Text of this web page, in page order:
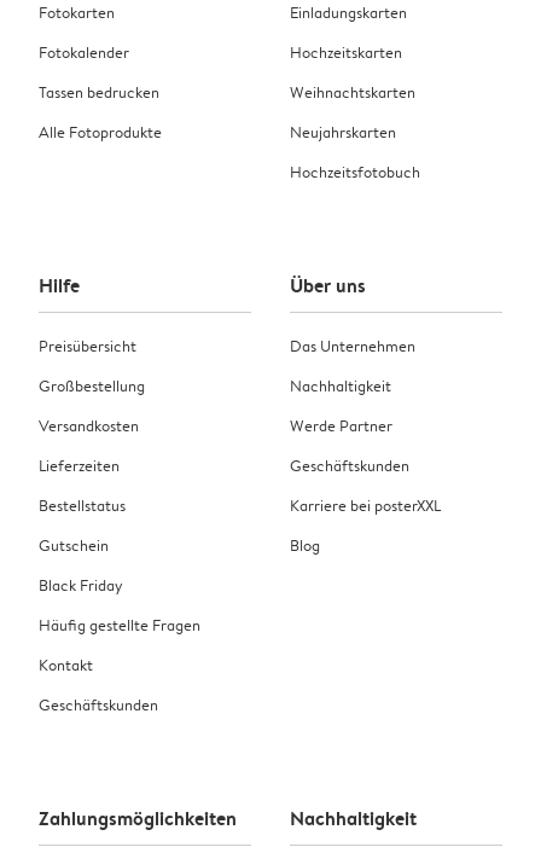
Fotokarten
Fotokalender
Tassen bedrucken
Alle Fotoprodukte
Einladungskarten
Hochzeitskarten
Weihnachtskarten
Neujahrskarten
Hochzeitsfotobuch
Hilfe
Preisübersicht
Großbestellung
Versandkosten
Lieferzeiten
Bestellstatus
Gutschein
Black Friday
Häufig gestellte Fragen
Kontakt
Geschäftskunden
Über uns
Das Unternehmen
Nachhaltigkeit
Werde Partner
Geschäftskunden
Karriere bei posterXXL
Blog
Zahlungsmöglichkeiten Nachhaltigkeit